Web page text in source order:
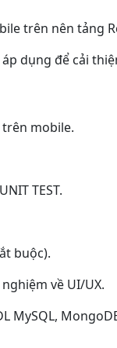
trên nên tảng
dụng để cải
mobile.
TEST.
buộc).
về UI/UX.
MySQL,